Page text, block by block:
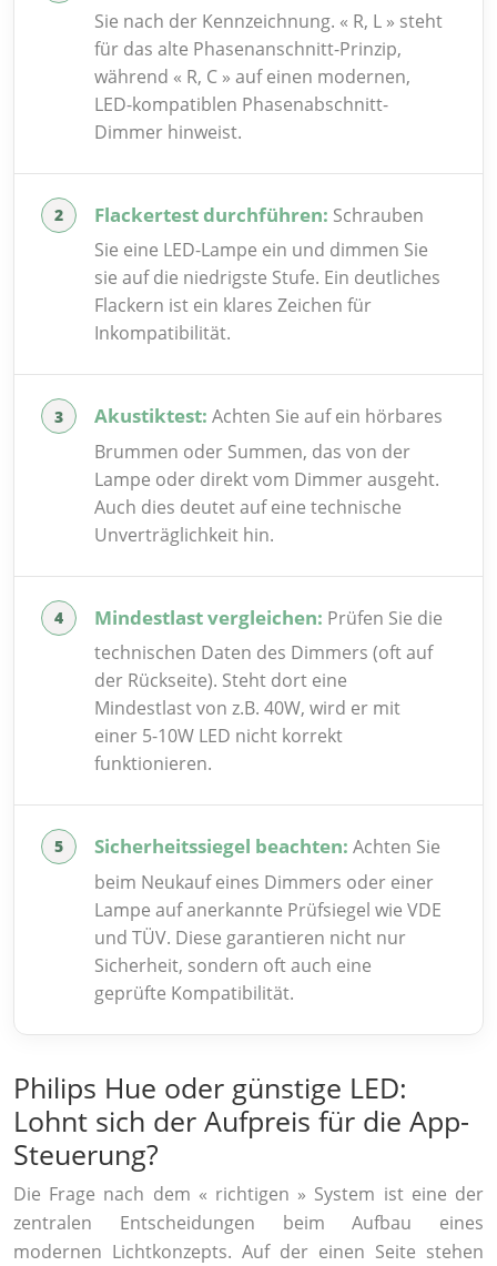
Sie nach der Kennzeichnung. « R, L » steht
für das alte Phasenanschnitt-Prinzip,
während « R, C » auf einen modernen,
LED-kompatiblen Phasenabschnitt-
Dimmer hinweist.
Flackertest durchführen: Schrauben
Sie eine LED-Lampe ein und dimmen Sie
sie auf die niedrigste Stufe. Ein deutliches
Flackern ist ein klares Zeichen für
Inkompatibilität.
Akustiktest: Achten Sie auf ein hörbares
Brummen oder Summen, das von der
Lampe oder direkt vom Dimmer ausgeht.
Auch dies deutet auf eine technische
Unverträglichkeit hin.
Mindestlast vergleichen: Prüfen Sie die
technischen Daten des Dimmers (oft auf
der Rückseite). Steht dort eine
Mindestlast von z.B. 40W, wird er mit
einer 5-10W LED nicht korrekt
funktionieren.
Sicherheitssiegel beachten: Achten Sie
beim Neukauf eines Dimmers oder einer
Lampe auf anerkannte Prüfsiegel wie VDE
und TÜV. Diese garantieren nicht nur
Sicherheit, sondern oft auch eine
geprüfte Kompatibilität.
Philips Hue oder günstige LED:
Lohnt sich der Aufpreis für die App-
Steuerung?
Die Frage nach dem « richtigen » System ist eine der
zentralen Entscheidungen beim Aufbau eines
modernen Lichtkonzepts. Auf der einen Seite stehen